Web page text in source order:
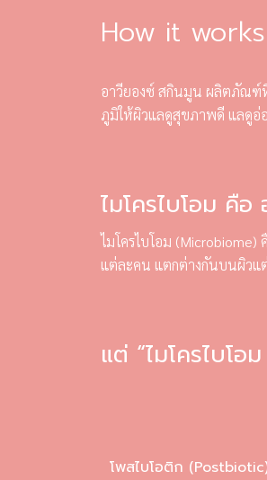
How it works
อาวียองซ์ สกินมูน ผลิตภัณฑ์ที่
ภูมิให้ผิวแลดูสุขภาพดี แลดูอ่อ
ไมโครไบโอม คือ
ไมโครไบโอม
แต่ละคน แตกต่างกันบนผิวแ
แต่ “ไมโครไบโ
โพสไบโอติก